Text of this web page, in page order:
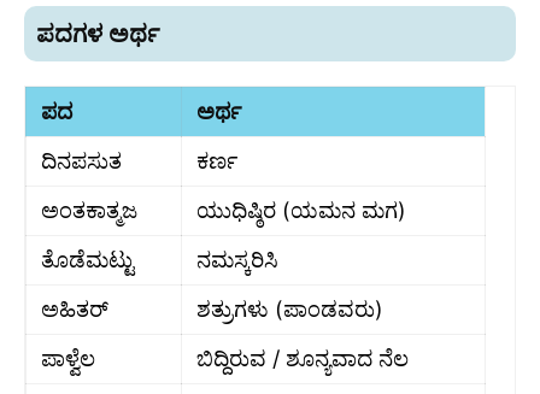
ಪದಗಳ ಅರ್ಥ
ಪದ
ಅರ್ಥ
ದಿನಪಸುತ
ಕರ್ಣ
ಅಂತಕಾತ್ಮಜ
ಯುಧಿಷ್ಠಿರ (ಯಮನ ಮಗ)
ತೊಡೆಮಟ್ಟು
ನಮಸ್ಕರಿಸಿ
ಅಹಿತರ್
ಶತ್ರುಗಳು (ಪಾಂಡವರು)
ಪಾಳ್ವೆಲ
ಬಿದ್ದಿರುವ / ಶೂನ್ಯವಾದ ನೆಲ